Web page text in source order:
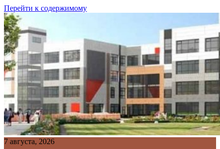
Перейти к содержимому
7 августа, 2026